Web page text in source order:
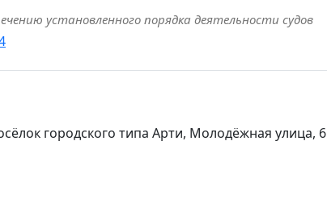
установленного порядка деятельности судов
городского типа Арти, Молодёжная улица, 6